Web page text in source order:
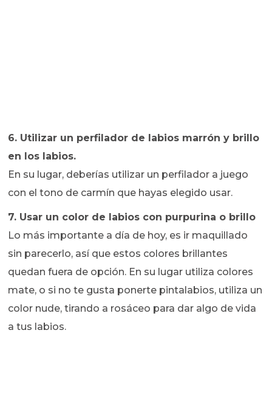
6. Utilizar un perfilador de labios marrón y brillo
en los labios.
En su lugar, deberías utilizar un perfilador a juego
con el tono de carmín que hayas elegido usar.
7. Usar un color de labios con purpurina o brillo
Lo más importante a día de hoy, es ir maquillado
sin parecerlo, así que estos colores brillantes
quedan fuera de opción. En su lugar utiliza colores
mate, o si no te gusta ponerte pintalabios, utiliza un
color nude, tirando a rosáceo para dar algo de vida
a tus labios.